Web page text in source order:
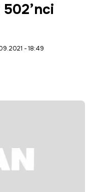
502’nci
- 18:49